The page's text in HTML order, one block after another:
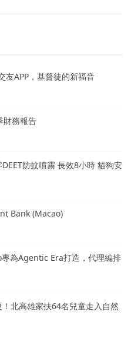
友APP，基督徒的新福音
財務報告
防蚊噴霧 長效8小時 貓狗安
Bank (Macao)
為Agentic Era打造，代理編排
北高雄家扶64名兒童走入自然